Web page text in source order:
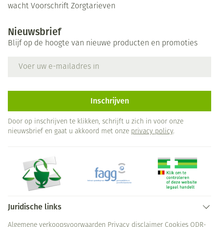
wacht Voorschrift Zorgtarieven
Nieuwsbrief
Blijf op de hoogte van nieuwe producten en promoties
Inschrijven
Door op inschrijven te klikken, schrijft u zich in voor onze
nieuwsbrief en gaat u akkoord met onze privacy policy.
Juridische links
Algemene verkoopsvoorwaarden Privacy disclaimer Cookies ODR-